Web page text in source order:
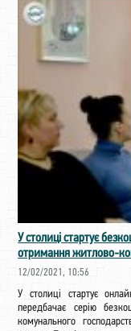
У столиці стартує
отримання житлово-
12/02/2021, 10:56
У столиці стартує
передбачає серію
комунального